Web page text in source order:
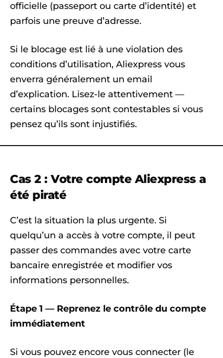
officielle (passeport ou carte d’identité) et
parfois une preuve d’adresse.
Si le blocage est lié à une violation des
conditions d’utilisation, Aliexpress vous
enverra généralement un email
d’explication. Lisez-le attentivement —
certains blocages sont contestables si vous
pensez qu’ils sont injustifiés.
Cas 2 : Votre compte Aliexpress a
été piraté
C’est la situation la plus urgente. Si
quelqu’un a accès à votre compte, il peut
passer des commandes avec votre carte
bancaire enregistrée et modifier vos
informations personnelles.
Étape 1 — Reprenez le contrôle du compte
immédiatement
Si vous pouvez encore vous connecter (le